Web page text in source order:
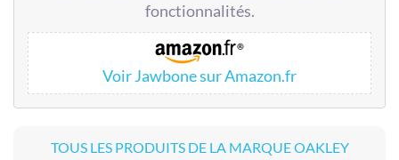
fonctionnalités.
Voir Jawbone sur Amazon.fr
TOUS LES PRODUITS DE LA MARQUE OAKLEY